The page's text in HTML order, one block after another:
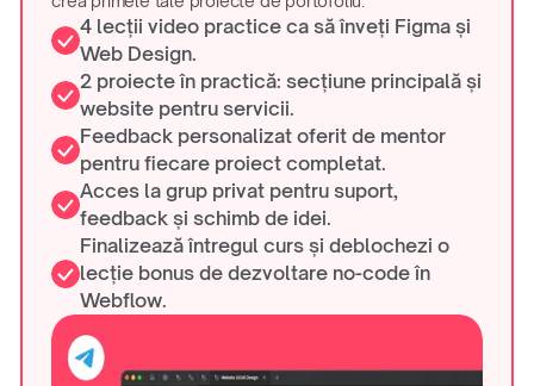
4 lecții video practice ca să înveți Figma și
Web Design.
2 proiecte în practică: secțiune principală și
website pentru servicii.
Feedback personalizat oferit de mentor
pentru fiecare proiect completat.
Acces la grup privat pentru suport,
feedback și schimb de idei.
Finalizează întregul curs și deblochezi o
lecție bonus de dezvoltare no-code în
Webflow.